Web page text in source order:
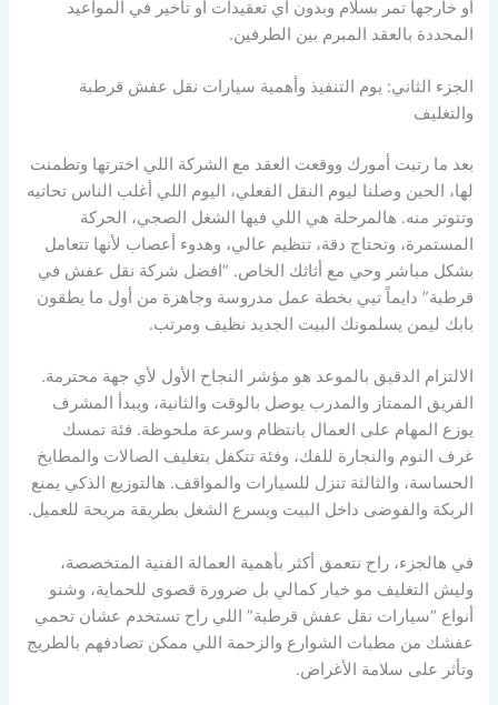
أو خارجها تمر بسلام وبدون أي تعقيدات أو تأخير في المواعيد
المحددة بالعقد المبرم بين الطرفين.
الجزء الثاني: يوم التنفيذ وأهمية سيارات نقل عفش قرطبة
والتغليف
بعد ما رتبت أمورك ووقعت العقد مع الشركة اللي اخترتها وتطمنت
لها، الحين وصلنا ليوم النقل الفعلي، اليوم اللي أغلب الناس تحاتيه
وتتوتر منه. هالمرحلة هي اللي فيها الشغل الصجي، الحركة
المستمرة، وتحتاج دقة، تنظيم عالي، وهدوء أعصاب لأنها تتعامل
بشكل مباشر وحي مع أثاثك الخاص. “افضل شركة نقل عفش في
قرطبة” دايماً تيي بخطة عمل مدروسة وجاهزة من أول ما يطقون
بابك ليمن يسلمونك البيت الجديد نظيف ومرتب.
الالتزام الدقيق بالموعد هو مؤشر النجاح الأول لأي جهة محترمة.
الفريق الممتاز والمدرب يوصل بالوقت والثانية، ويبدأ المشرف
يوزع المهام على العمال بانتظام وسرعة ملحوظة. فئة تمسك
غرف النوم والنجارة للفك، وفئة تتكفل بتغليف الصالات والمطابخ
الحساسة، والثالثة تنزل للسيارات والمواقف. هالتوزيع الذكي يمنع
الربكة والفوضى داخل البيت ويسرع الشغل بطريقة مريحة للعميل.
في هالجزء، راح نتعمق أكثر بأهمية العمالة الفنية المتخصصة،
وليش التغليف مو خيار كمالي بل ضرورة قصوى للحماية، وشنو
أنواع “سيارات نقل عفش قرطبة” اللي راح تستخدم عشان تحمي
عفشك من مطبات الشوارع والزحمة اللي ممكن تصادفهم بالطريج
وتأثر على سلامة الأغراض.